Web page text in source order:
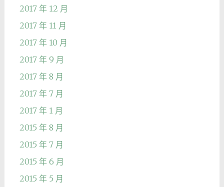
2017 年 12 月
2017 年 11 月
2017 年 10 月
2017 年 9 月
2017 年 8 月
2017 年 7 月
2017 年 1 月
2015 年 8 月
2015 年 7 月
2015 年 6 月
2015 年 5 月